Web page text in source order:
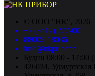
© ООО "НК", 2026
+7 (3412) 277-001
88005118036
info@nkpribor.ru
Будни 08:00 -
426034, Удмуртская